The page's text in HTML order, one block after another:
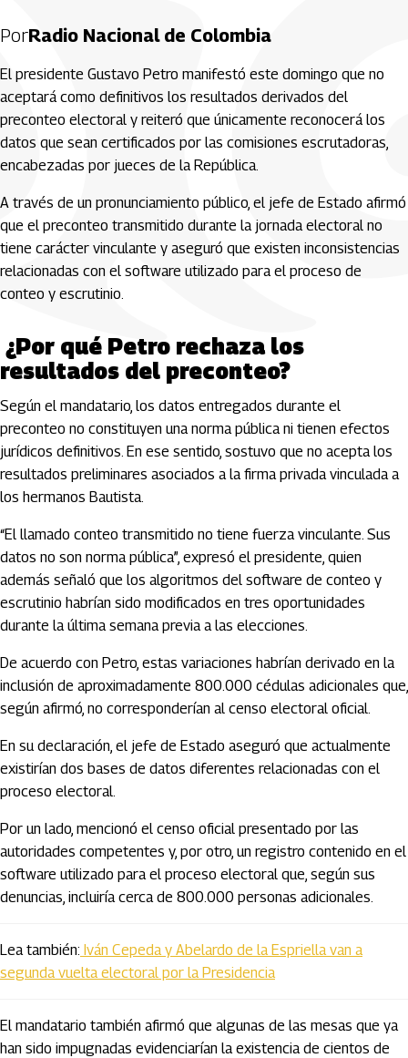
PorRadio Nacional de Colombia
El presidente Gustavo Petro manifestó este domingo que no
aceptará como definitivos los resultados derivados del
preconteo electoral y reiteró que únicamente reconocerá los
datos que sean certificados por las comisiones escrutadoras,
encabezadas por jueces de la República.
A través de un pronunciamiento público, el jefe de Estado afirmó
que el preconteo transmitido durante la jornada electoral no
tiene carácter vinculante y aseguró que existen inconsistencias
relacionadas con el software utilizado para el proceso de
conteo y escrutinio.
¿Por qué Petro rechaza los
resultados del preconteo?
Según el mandatario, los datos entregados durante el
preconteo no constituyen una norma pública ni tienen efectos
jurídicos definitivos. En ese sentido, sostuvo que no acepta los
resultados preliminares asociados a la firma privada vinculada a
los hermanos Bautista.
“El llamado conteo transmitido no tiene fuerza vinculante. Sus
datos no son norma pública”, expresó el presidente, quien
además señaló que los algoritmos del software de conteo y
escrutinio habrían sido modificados en tres oportunidades
durante la última semana previa a las elecciones.
De acuerdo con Petro, estas variaciones habrían derivado en la
inclusión de aproximadamente 800.000 cédulas adicionales que,
según afirmó, no corresponderían al censo electoral oficial.
En su declaración, el jefe de Estado aseguró que actualmente
existirían dos bases de datos diferentes relacionadas con el
proceso electoral.
Por un lado, mencionó el censo oficial presentado por las
autoridades competentes y, por otro, un registro contenido en el
software utilizado para el proceso electoral que, según sus
denuncias, incluiría cerca de 800.000 personas adicionales.
Lea también: Iván Cepeda y Abelardo de la Espriella van a
segunda vuelta electoral por la Presidencia
El mandatario también afirmó que algunas de las mesas que ya
han sido impugnadas evidenciarían la existencia de cientos de